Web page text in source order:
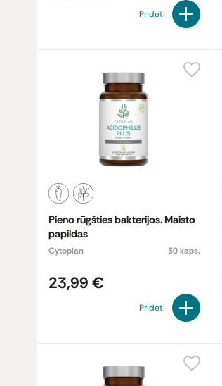
Pridėti
Pieno rūgšties bakterijos. Maisto
papildas
Cytoplan 30 kaps.
23,99 €
Pridėti